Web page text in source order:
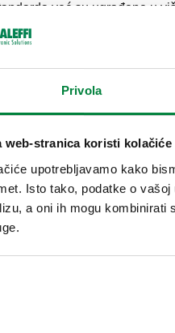
Privola
web-stranica koristi kolačiće
upotrebljavamo kako
Isto tako, podatke o
a oni ih mogu kombinirati
već su ugrađene u
od 350 članova danas
na MCE14 na Caleffi